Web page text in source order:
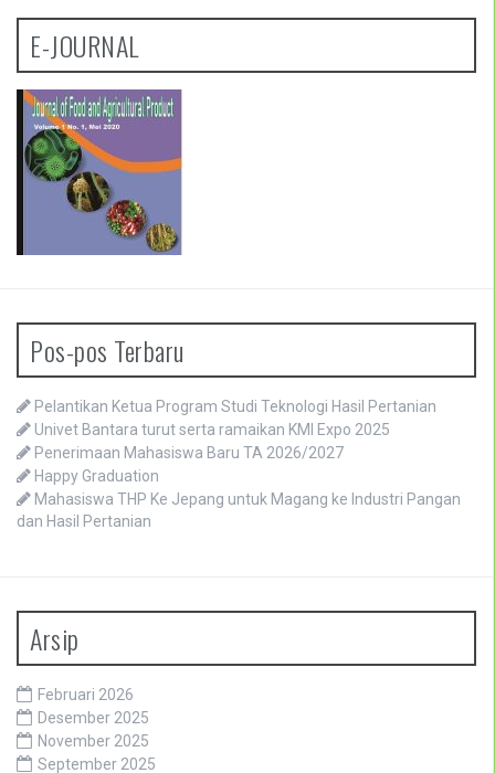
00:00
E-JOURNAL
Pos-pos Terbaru
Pelantikan Ketua Program Studi Teknologi Hasil Pertanian
Mahasiswa THP Ke Jepang untuk Magang ke Industri Pangan
dan Hasil Pertanian
Arsip